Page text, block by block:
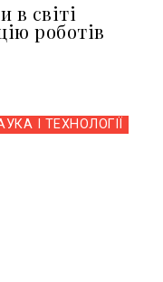
в світі
роботів
І ТЕХНОЛОГІЇ